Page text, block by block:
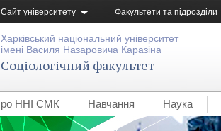
Сайт університету Факультети та підрозділи
Харківський національний університет
імені Василя Назаровича Каразіна
Соціологічний факультет
ННІ СМК Навчання Наука